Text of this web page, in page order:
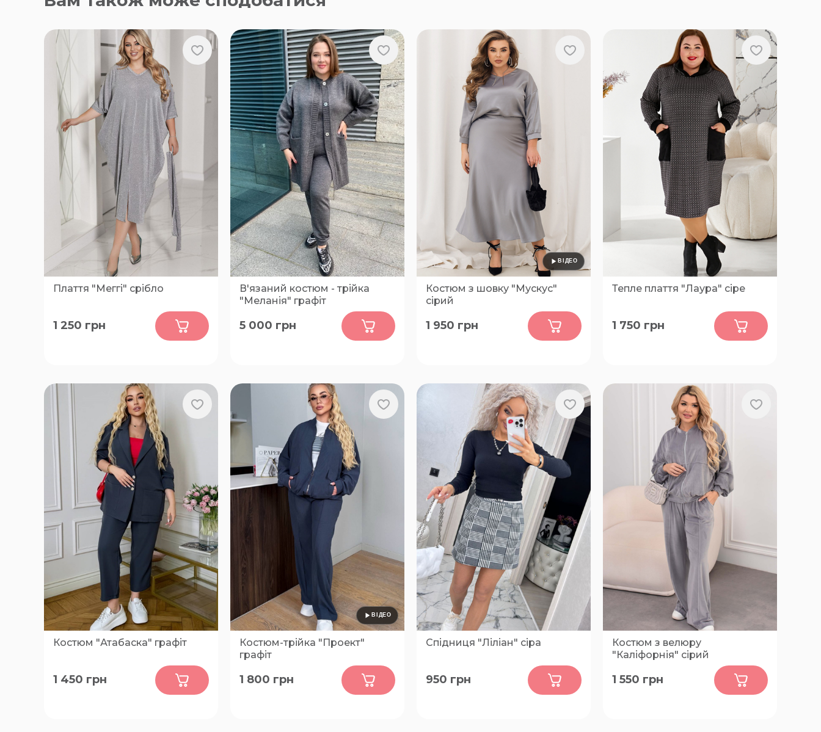
Плаття "Меггі" срібло
1 250 грн
В'язаний костюм - трійка
"Меланія" графіт
XL, 2XL, 3XL, 4XL, 5XL, L, M
5 000 грн
Костюм з шовку "Мускус"
сірий
46-48, 50-52, 54-56, 58-60, 62-64,
1 950 грн
Тепле плаття "Лаура" сіре
1 750 грн
Костюм "Атабаска" графіт
1 450 грн
Костюм-трійка "Проект"
графіт
1 800 грн
Спідниця "Ліліан" сіра
42, 44, 46, 48, 50, 52, 54, 56
950 грн
Костюм з велюру
"Каліфорнія" сірий
1 550 грн